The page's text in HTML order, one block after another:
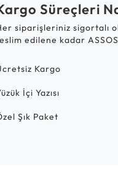
Süreçleri
siparişleriniz sigortalı
edilene kadar
Kargo
İçi Yazısı
Şık Paket